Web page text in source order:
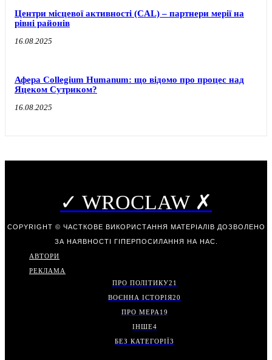
Центри місцевої активності (CAL) – партнери мерії на
рівні районів
16.08.2025
Афера Collegium Humanum: що відомо про процес над
Яцеком Сутриком?
16.08.2025
✓ WROCLAW ✗
COPYRIGHT © ЧАСТКОВЕ ВИКОРИСТАННЯ МАТЕРІАЛІВ ДОЗВОЛЕНО
ЗА НАЯВНОСТІ ГІПЕРПОСИЛАННЯ НА НАС.
АВТОРИ
РЕКЛАМА
ПРО ПОЛІТИКУ21
ВОЄННА ІСТОРІЯ20
ПРО МЕРА 19
ІНШЕ4
БЕЗ КАТЕГОРІЇ3